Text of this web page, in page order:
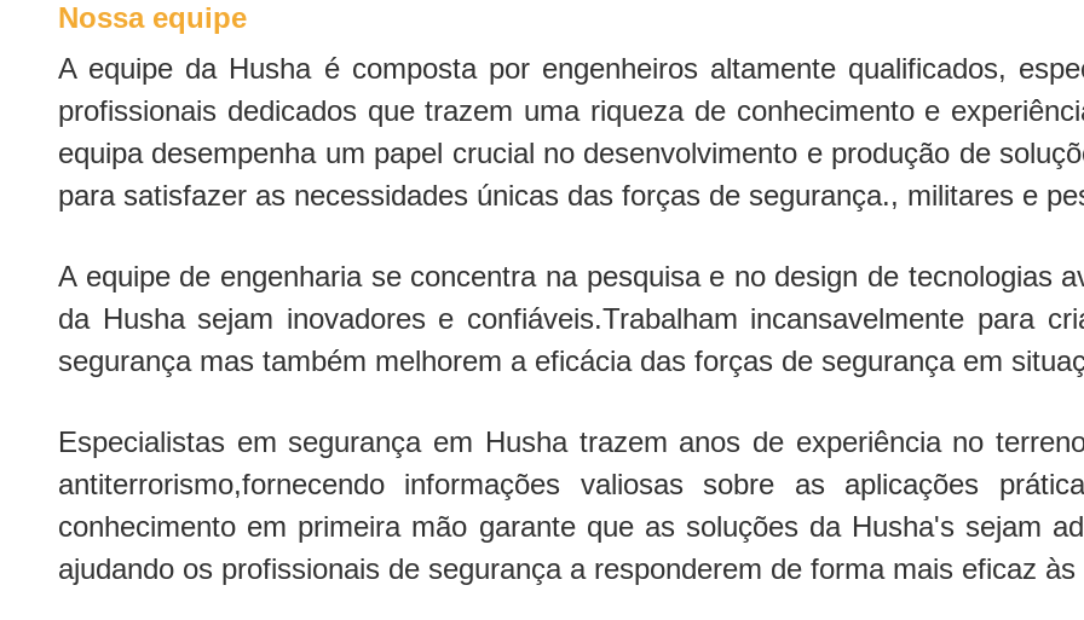
Nossa equipe
A equipe da Husha é composta por engenheiros altamente qualificados,
profissionais dedicados que trazem uma riqueza de conhecimento e
equipa desempenha um papel crucial no desenvolvimento e produção de
para satisfazer as necessidades únicas das forças de segurança., militares e
A equipe de engenharia se concentra na pesquisa e no design de tecnologias
da Husha sejam inovadores e confiáveis.Trabalham incansavelmente para
segurança mas também melhorem a eficácia das forças de segurança em
Especialistas em segurança em Husha trazem anos de experiência no
antiterrorismo,fornecendo informações valiosas sobre as aplicações
conhecimento em primeira mão garante que as soluções da Husha's sejam
ajudando os profissionais de segurança a responderem de forma mais eficaz